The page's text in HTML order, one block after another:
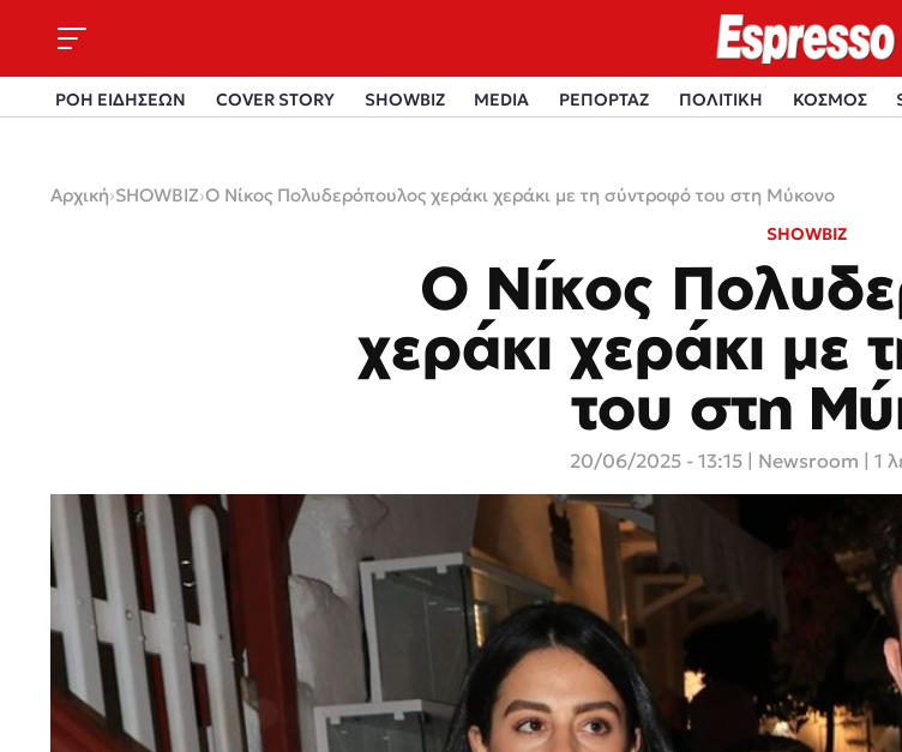
ΡΟΗ ΕΙΔΗΣΕΩΝ COVER STORY SHOWBIZ MEDIA ΡΕΠΟΡΤΑΖ ΠΟΛΙΤΙΚΗ ΚΟΣΜΟΣ
Αρχική›SHOWBIZ›Ο Νίκος Πολυδερόπουλος χεράκι χεράκι με τη σύντροφό του στη Μύκονο
SHOWBIZ
Ο Νίκος
χεράκι χεράκι με
του στη
20/06/2025 - 13:15 Newsroom | 1